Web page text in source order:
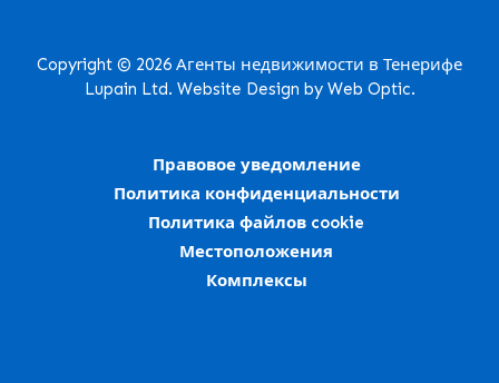
Copyright © 2026 Агенты недвижимости в Тенерифе
Lupain Ltd. Website Design by Web Optic.
Правовое уведомление
Политика конфиденциальности
Политика файлов cookie
Местоположения
Комплексы